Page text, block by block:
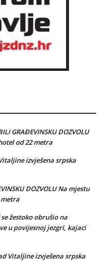
GRAĐEVINSKU DOZVOLU
od 22 metra
izvješena srpska
DOZVOLU Na mjestu
se žestoko obrušio na
u povijesnoj jezgri, kajaci
Vitaljine izvješena srpska